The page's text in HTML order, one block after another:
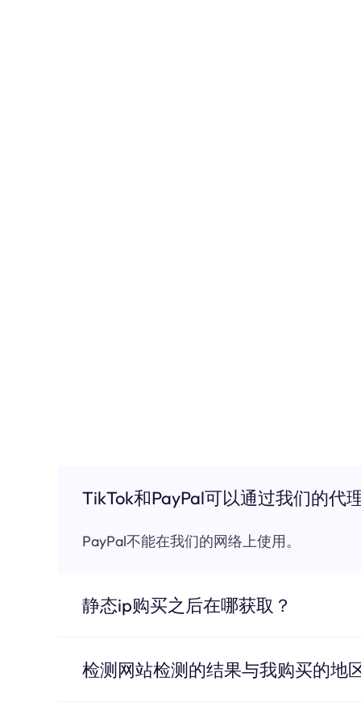
TikTok和PayPal可以通过我们的代
PayPal不能在我们的网络上使用。
静态ip购买之后在哪获取？
检测网站检测的结果与我购买的地